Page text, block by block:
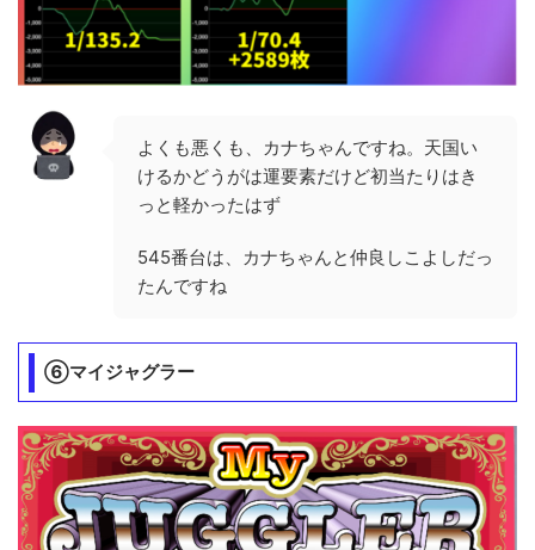
よくも悪くも、カナちゃんですね。天国い
けるかどうがは運要素だけど初当たりはき
っと軽かったはず
545番台は、カナちゃんと仲良しこよしだっ
たんですね
⑥マイジャグラー